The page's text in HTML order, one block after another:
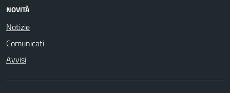
NOVITÀ
Notizie
Comunicati
Avvisi